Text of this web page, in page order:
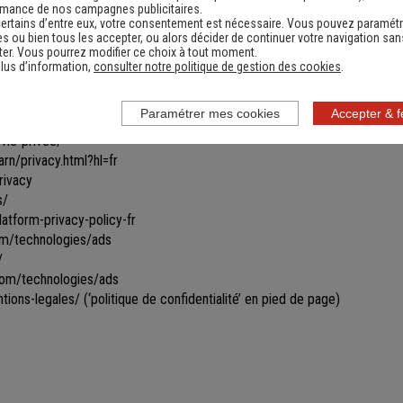
toutes ou certaines parties du site.
informations ne seront remises à jour qu'après s'être reconnecté sur
par le biais de cookies gérés par un partenaire. Les
des bannières personnalisées vous proposant des produits
type de bannières apparaître et/ou obtenir davantage
privee/
privacy.html?hl=fr
privacy-policy-fr
technologies/ads
technologies/ads
legales/ (‘politique de confidentialité’ en pied de page)
de nos campagnes publicitaires.
d’entre eux, votre consentement est nécessaire. Vous pouvez
ou bien tous les accepter, ou alors décider de continuer votre navigation
Vous pourrez modifier ce choix à tout moment.
d’information, consulter notre politique de gestion des cookies.
Accepter &
Paramétrer mes cookies